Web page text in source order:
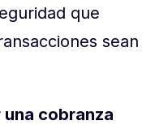
que
sean
cobranza